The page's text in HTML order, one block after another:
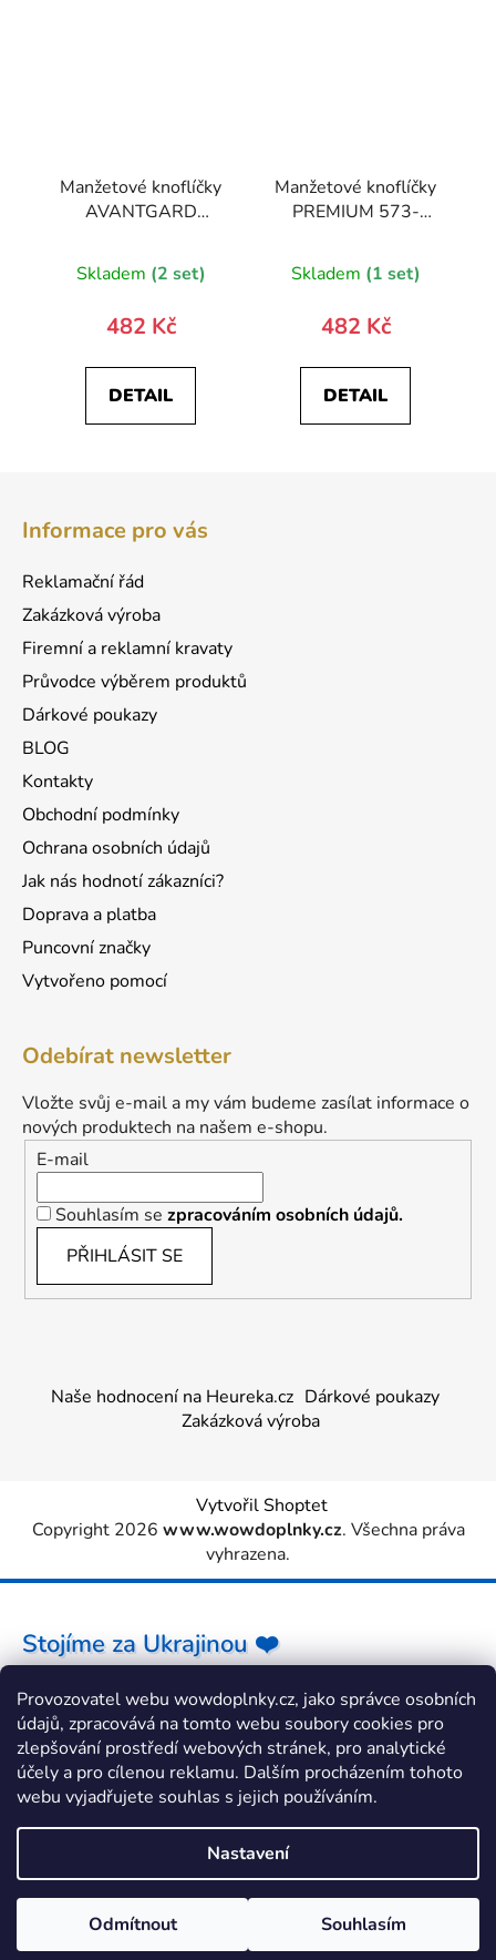
Provozovatel webu wowdoplnky.cz, jako správce osobních
údajů, zpracovává na tomto webu soubory cookies pro
zlepšování prostředí webových stránek, pro analytické
účely a pro cílenou reklamu. Dalším procházením tohoto
webu vyjadřujete souhlas s jejich používáním.
Nastavení
Odmítnout Souhlasím
Manžetové knoflíčky
AVANTGARD
Skladem (2 set)
482 Kč
DETAIL
Manžetové knoflíčky
PREMIUM 573-
Skladem (1 set)
482 Kč
DETAIL
Informace pro vás
Reklamační řád
Zakázková výroba
Firemní a reklamní kravaty
Průvodce výběrem produktů
Dárkové poukazy
BLOG
Kontakty
Obchodní podmínky
Ochrana osobních údajů
Jak nás hodnotí zákazníci?
Doprava a platba
Puncovní značky
Vytvořeno pomocí
Odebírat newsletter
Vložte svůj e-mail a my vám budeme zasílat informace o
nových produktech na našem e-shopu.
E-mail
Souhlasím se zpracováním osobních údajů.
PŘIHLÁSIT SE
Naše hodnocení na Heureka.cz Dárkové poukazy
Zakázková výroba
Vytvořil Shoptet
Copyright 2026 www.wowdoplnky.cz. Všechna práva
vyhrazena.
Stojíme za Ukrajinou ❤️
Jak a čím pomoci »